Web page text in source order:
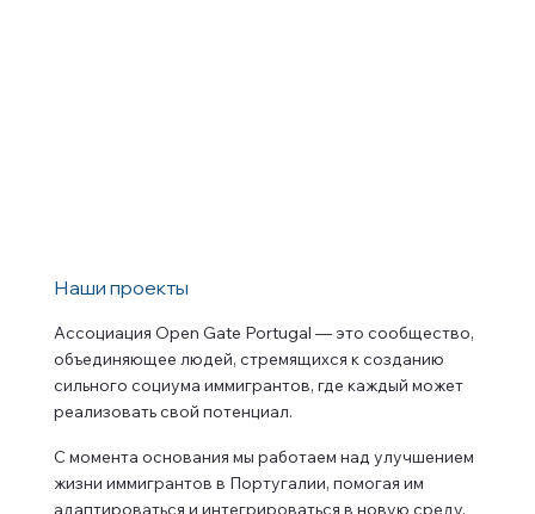
Наши проекты
Ассоциация Open Gate Portugal — это сообщество,
объединяющее людей, стремящихся к созданию
сильного социума иммигрантов, где каждый может
реализовать свой потенциал.
С момента основания мы работаем над улучшением
жизни иммигрантов в Португалии, помогая им
адаптироваться и интегрироваться в новую среду.